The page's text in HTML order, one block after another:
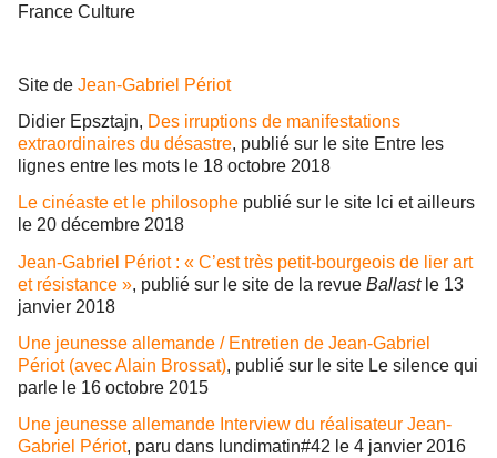
France Culture
Site de Jean-Gabriel Périot
Didier Epsztajn, Des irruptions de manifestations
extraordinaires du désastre, publié sur le site Entre les
lignes entre les mots le 18 octobre 2018
Le cinéaste et le philosophe publié sur le site Ici et ailleurs
le 20 décembre 2018
Jean-Gabriel Périot : « C’est très petit-bourgeois de lier art
et résistance », publié sur le site de la revue Ballastle 13
janvier 2018
Une jeunesse allemande / Entretien de Jean-Gabriel
Périot (avec Alain Brossat), publié sur le site Le silence qui
parle le 16 octobre 2015
Une jeunesse allemande Interview du réalisateur Jean-
Gabriel Périot, paru dans lundimatin#42 le 4 janvier 2016